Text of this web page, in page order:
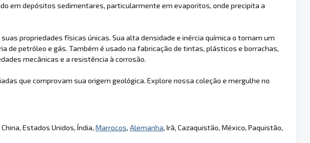
em depósitos sedimentares, particularmente em evaporitos, onde precipita a
propriedades físicas únicas. Sua alta densidade e inércia química o tornam um
de petróleo e gás. Também é usado na fabricação de tintas, plásticos e borrachas,
mecânicas e a resistência à corrosão.
que comprovam sua origem geológica. Explore nossa coleção e mergulhe no
Estados Unidos, Índia, Marrocos, Alemanha, Irã, Cazaquistão, México, Paquistão,